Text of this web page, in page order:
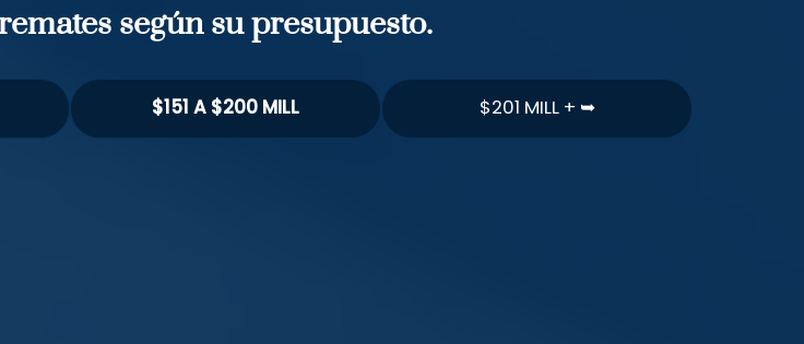
según su presupuesto.
$151 A $200 MILL $201 MILL + ➥